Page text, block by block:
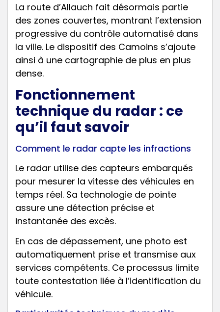
La route d’Allauch fait désormais partie
des zones couvertes, montrant l’extension
progressive du contrôle automatisé dans
la ville. Le dispositif des Camoins s’ajoute
ainsi à une cartographie de plus en plus
dense.
Fonctionnement
technique du radar : ce
qu’il faut savoir
Comment le radar capte les infractions
Le radar utilise des capteurs embarqués
pour mesurer la vitesse des véhicules en
temps réel. Sa technologie de pointe
assure une détection précise et
instantanée des excès.
En cas de dépassement, une photo est
automatiquement prise et transmise aux
services compétents. Ce processus limite
toute contestation liée à l’identification du
véhicule.